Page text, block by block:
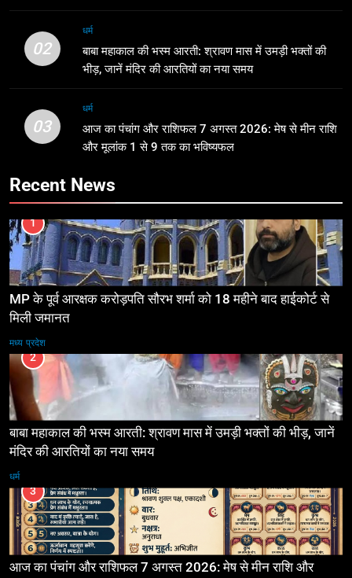
02
धर्म
बाबा महाकाल की भस्म आरती: श्रावण मास में उमड़ी भक्तों की
भीड़, जानें मंदिर की आरतियों का नया समय
03
धर्म
आज का पंचांग और राशिफल 7 अगस्त 2026: मेष से मीन राशि
और मूलांक 1 से 9 तक का भविष्यफल
Recent News
1
MP के पूर्व आरक्षक करोड़पति सौरभ शर्मा को 18 महीने बाद हाईकोर्ट से
मिली जमानत
मध्य प्रदेश
2
बाबा महाकाल की भस्म आरती: श्रावण मास में उमड़ी भक्तों की भीड़, जानें
मंदिर की आरतियों का नया समय
धर्म
3
आज का पंचांग और राशिफल 7 अगस्त 2026: मेष से मीन राशि और